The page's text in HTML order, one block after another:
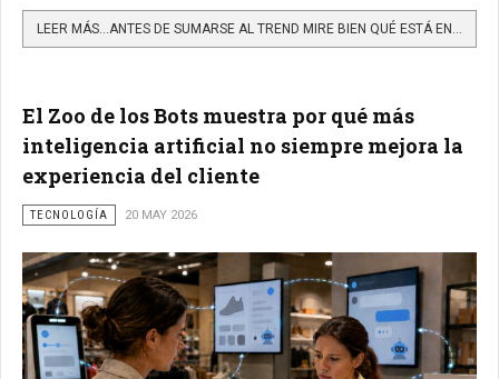
El Zoo de los Bots muestra por qué más
inteligencia artificial no siempre mejora la
experiencia del cliente
TECNOLOGÍA 20 MAY 2026